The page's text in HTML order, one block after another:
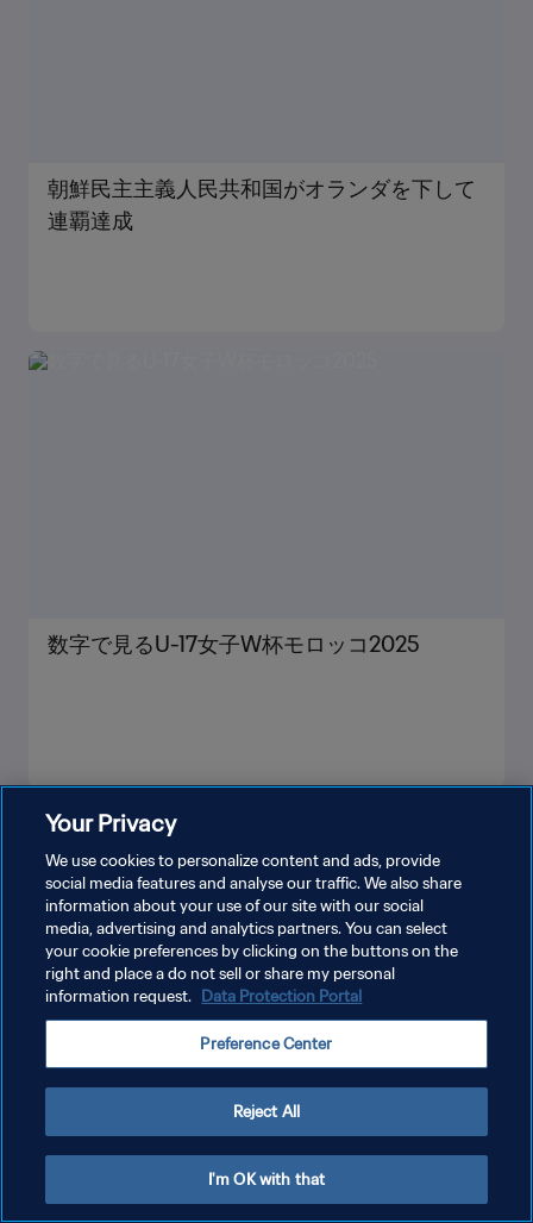
朝鮮民主主義人民共和国がオランダを下して
連覇達成
数字で見るU-17女子W杯モロッコ2025
プライバシーポリシー
クッキー設定の管理
Copyright © 1994 - 2026 FIFA. All rights reserved.
Your Privacy
We use cookies to personalize content and ads, provide
social media features and analyse our traffic. We also share
information about your use of our site with our social
media, advertising and analytics partners. You can select
your cookie preferences by clicking on the buttons on the
right and place a do not sell or share my personal
information request. Data Protection Portal
Preference Center
Reject All
I'm OK with that